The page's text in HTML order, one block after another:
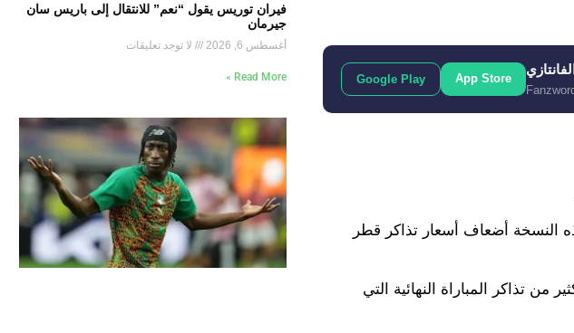
App Store
Google Play
النسخة أضعاف أسعار تذاكر قطر
2030 و6370 دولارًا أمريكيًا، أي أغلى بكثير من تذاكر المباراة النهائية التي
فيران توريس يقول “نعم” للانتقال إلى باريس سان
جيرمان
أغسطس 6, 2026 لا توجد تعليقات
Read More »